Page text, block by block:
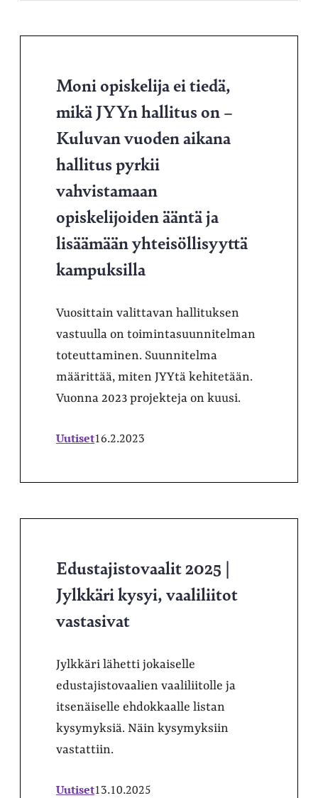
Moni opiskelija ei tiedä,
mikä JYYn hallitus on –
Kuluvan vuoden aikana
hallitus pyrkii
vahvistamaan
opiskelijoiden ääntä ja
lisäämään yhteisöllisyyttä
kampuksilla
Vuosittain valittavan hallituksen
vastuulla on toimintasuunnitelman
toteuttaminen. Suunnitelma
määrittää, miten JYYtä kehitetään.
Vuonna 2023 projekteja on kuusi.
Uutiset16.2.2023
Edustajistovaalit 2025 |
Jylkkäri kysyi, vaaliliitot
vastasivat
Jylkkäri lähetti jokaiselle
edustajistovaalien vaaliliitolle ja
itsenäiselle ehdokkaalle listan
kysymyksiä. Näin kysymyksiin
vastattiin.
Uutiset13.10.2025